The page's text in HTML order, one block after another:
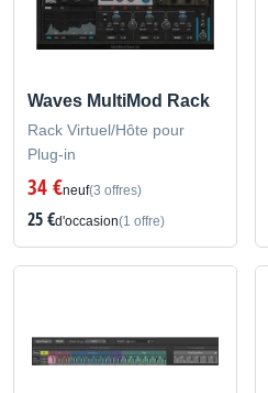
Waves MultiMod Rack
Rack Virtuel/Hôte pour
Plug-in
34 €neuf(3 offres)
25 €d'occasion(1 offre)